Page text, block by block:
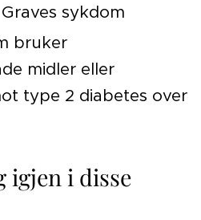
sykdom
bruker
midler eller
type 2 diabetes over
igjen i disse